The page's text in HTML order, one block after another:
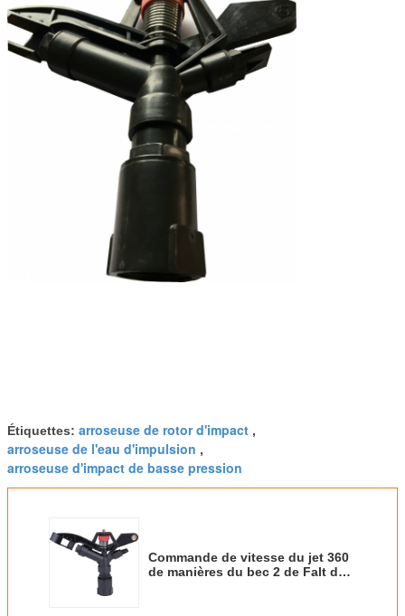
Étiquettes: arroseuse de rotor d'impact ,
arroseuse de l'eau d'impulsion ,
arroseuse d'impact de basse pression
Commande de vitesse du jet 360
de manières du bec 2 de Falt de